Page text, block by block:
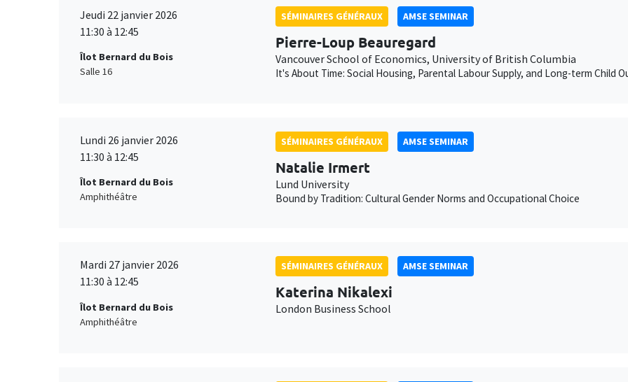
Jeudi 22 janvier 2026
11:30 à 12:45
Îlot Bernard du Bois
Salle 16
SÉMINAIRES GÉNÉRAUX AMSE SEMINAR
Pierre-Loup Beauregard
Vancouver School of Economics, University of British Columbia
It's About Time: Social Housing, Parental Labour Supply, and Long-term Child
Lundi 26 janvier 2026
11:30 à 12:45
Îlot Bernard du Bois
Amphithéâtre
SÉMINAIRES GÉNÉRAUX AMSE SEMINAR
Natalie Irmert
Lund University
Bound by Tradition: Cultural Gender Norms and Occupational Choice
Mardi 27 janvier 2026
11:30 à 12:45
Îlot Bernard du Bois
Amphithéâtre
SÉMINAIRES GÉNÉRAUX AMSE SEMINAR
Katerina Nikalexi
London Business School